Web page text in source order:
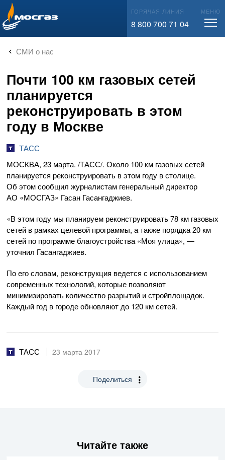
info@mos-gaz.ru ГОРЯЧАЯ ЛИНИЯ
8 800 700 71 04
МЕНЮ
СМИ о нас
Почти 100 км газовых сетей
планируется
реконструировать в этом
году в Москве
ТАСС
МОСКВА, 23 марта. /ТАСС/. Около 100 км газовых сетей
планируется реконструировать в этом году в столице.
Об этом сообщил журналистам генеральный директор
АО «МОСГАЗ» Гасан Гасангаджиев.
«В этом году мы планируем реконструировать 78 км газовых
сетей в рамках целевой программы, а также порядка 20 км
сетей по программе благоустройства «Моя улица», —
уточнил Гасангаджиев.
По его словам, реконструкция ведется с использованием
современных технологий, которые позволяют
минимизировать количество разрытий и стройплощадок.
Каждый год в городе обновляют до 120 км сетей.
ТАСС 23 марта 2017
Поделиться
Читайте также